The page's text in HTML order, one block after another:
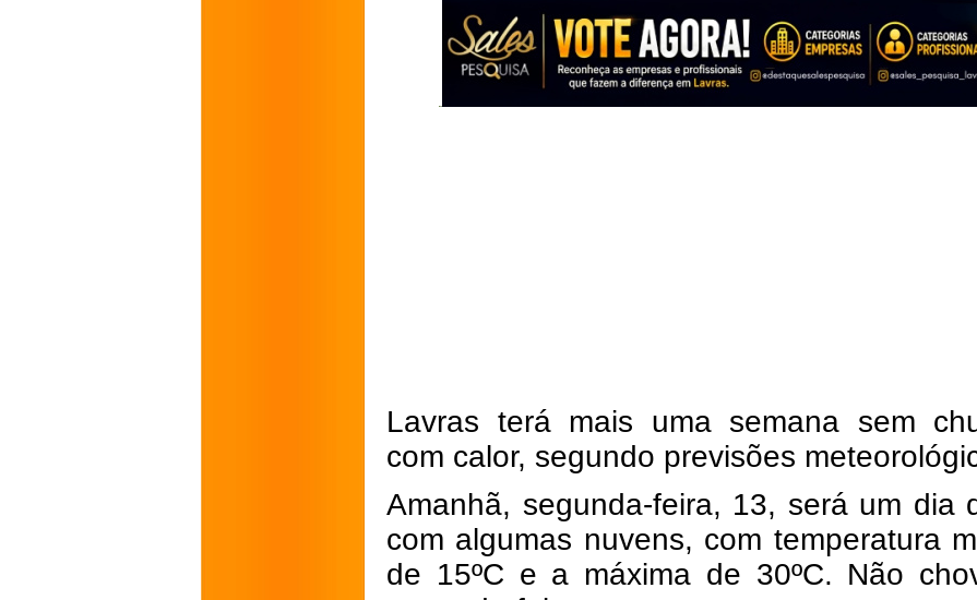
Lavras terá mais uma semana sem
com calor, segundo previsões
Amanhã, segunda-feira, 13, será um dia
com algumas nuvens, com temperatura
de 15ºC e a máxima de 30ºC. Não